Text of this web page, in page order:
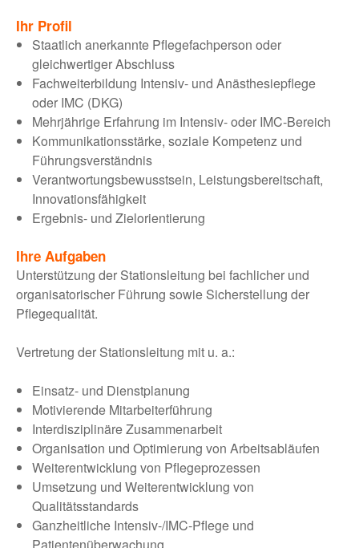
Ihr Profil
Staatlich anerkannte Pflegefachperson oder
gleichwertiger Abschluss
Fachweiterbildung Intensiv- und Anästhesiepflege
oder IMC (DKG)
Mehrjährige Erfahrung im Intensiv- oder IMC-Bereich
Kommunikationsstärke, soziale Kompetenz und
Führungsverständnis
Verantwortungsbewusstsein, Leistungsbereitschaft,
Innovationsfähigkeit
Ergebnis- und Zielorientierung
Ihre Aufgaben
Unterstützung der Stationsleitung bei fachlicher und
organisatorischer Führung sowie Sicherstellung der
Pflegequalität.
Vertretung der Stationsleitung mit u. a.:
Einsatz- und Dienstplanung
Motivierende Mitarbeiterführung
Interdisziplinäre Zusammenarbeit
Organisation und Optimierung von Arbeitsabläufen
Weiterentwicklung von Pflegeprozessen
Umsetzung und Weiterentwicklung von
Qualitätsstandards
Ganzheitliche Intensiv-/IMC-Pflege und